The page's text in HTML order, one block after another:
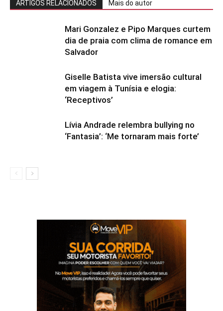
ARTIGOS RELACIONADOS Mais do autor
Mari Gonzalez e Pipo Marques curtem
dia de praia com clima de romance em
Salvador
Giselle Batista vive imersão cultural
em viagem à Tunísia e elogia:
‘Receptivos’
Lívia Andrade relembra bullying no
‘Fantasia’: ‘Me tornaram mais forte’